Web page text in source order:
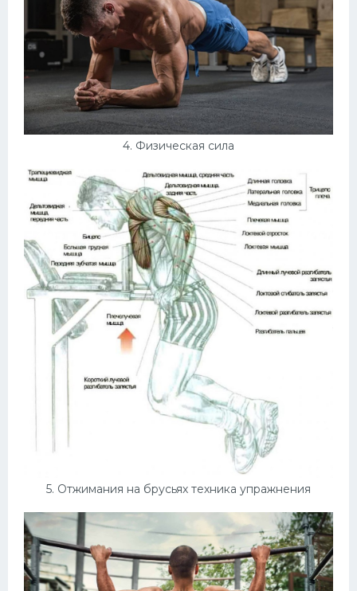
4. Физическая сила
5. Отжимания на брусьях техника упражнения